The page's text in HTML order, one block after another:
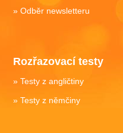
Odběr newsletteru
Rozřazovací testy
Testy z angličtiny
Testy z němčiny